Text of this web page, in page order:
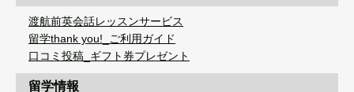
渡航前英会話レッスンサービス
留学thank you!_ご利用ガイド
口コミ投稿_ギフト券プレゼント
留学情報